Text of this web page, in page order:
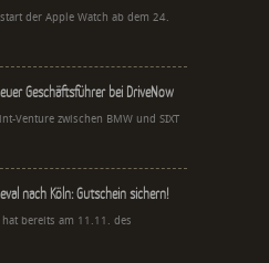
der Apple Watch ab dem 24.
Geschäftsführer bei DriveNow
Venture zwischen BMW und SIXT
nach Köln: Gutschein sichern!
bereits am 11.11. des